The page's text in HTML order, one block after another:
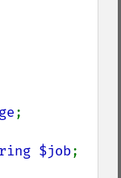
;
$job;